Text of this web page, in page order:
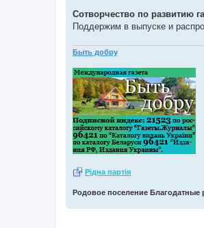
Сотворчество по развитию
Поддержим в выпуске и
Быть добру
Рiдна партiя
Родовое поселение Благодатные